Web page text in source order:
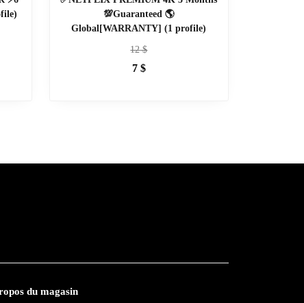
💯Guaranteed 🌎
Global[WARRANTY] (1 profile)
12$
7$
du magasin